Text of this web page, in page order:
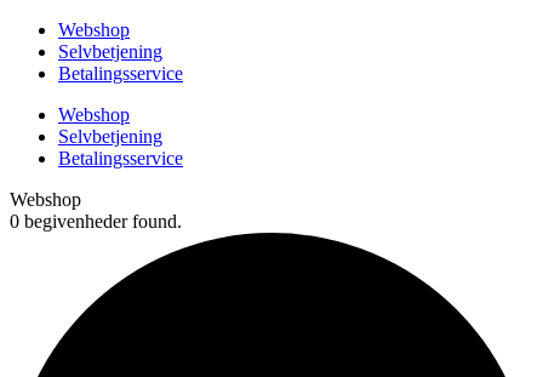
Webshop
Selvbetjening
Betalingsservice
Webshop
Selvbetjening
Betalingsservice
Webshop
0 begivenheder found.